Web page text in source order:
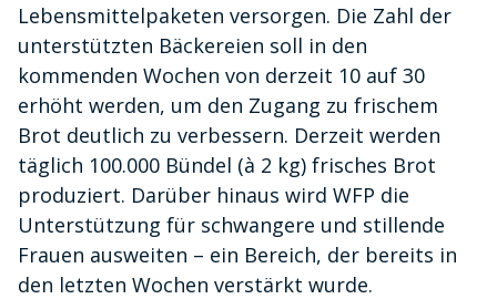
Lebensmittelpaketen versorgen. Die Zahl der
unterstützten Bäckereien soll in den
kommenden Wochen von derzeit 10 auf 30
erhöht werden, um den Zugang zu frischem
Brot deutlich zu verbessern. Derzeit werden
täglich 100.000 Bündel (à 2 kg) frisches Brot
produziert. Darüber hinaus wird WFP die
Unterstützung für schwangere und stillende
Frauen ausweiten – ein Bereich, der bereits in
den letzten Wochen verstärkt wurde.